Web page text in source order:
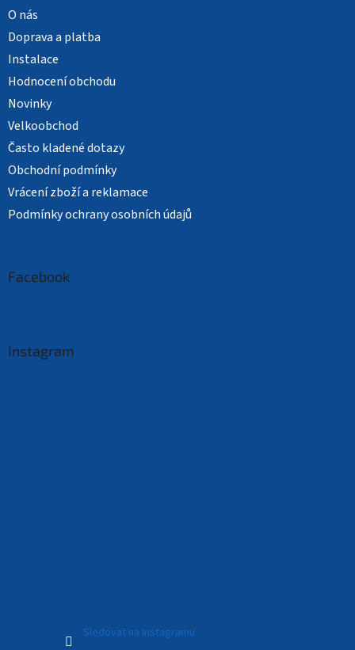
O nás
Doprava a platba
Instalace
Hodnocení obchodu
Novinky
Velkoobchod
Často kladené dotazy
Obchodní podmínky
Vrácení zboží a reklamace
Podmínky ochrany osobních údajů
Facebook
Instagram
Sledovat na Instagramu